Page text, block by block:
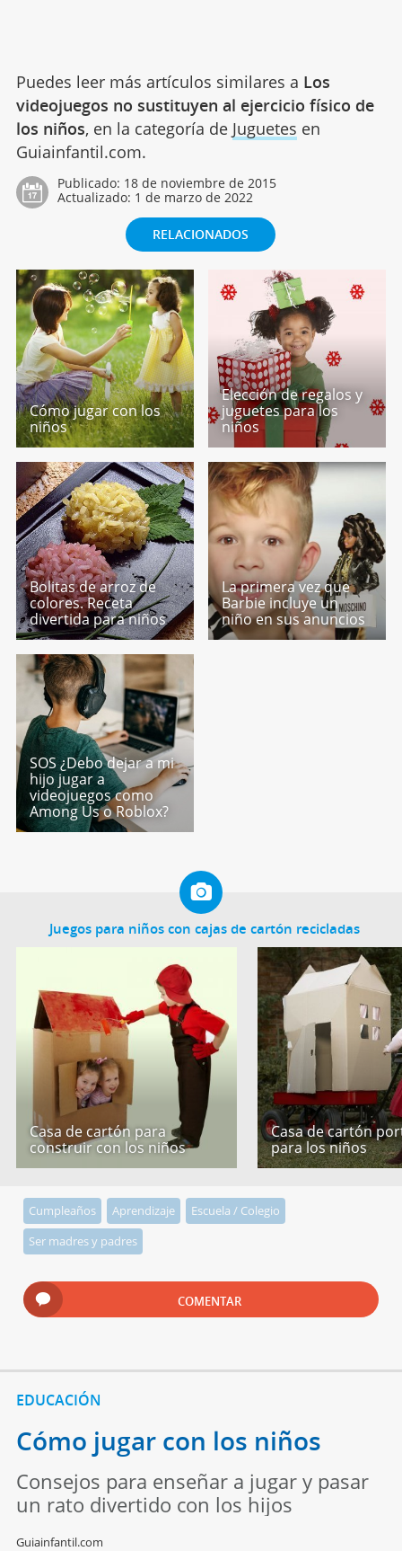
Puedes leer más artículos similares a Los
videojuegos no sustituyen al ejercicio físico de
los niños, en la categoría de Juguetes en
Guiainfantil.com.
Publicado: 18 de noviembre de 2015
Actualizado: 1 de marzo de 2022
RELACIONADOS
Cómo jugar con los
niños
Elección de regalos y
juguetes para los
niños
Bolitas de arroz de
colores. Receta
divertida para niños
La primera vez que
Barbie incluye un
niño en sus anuncios
SOS ¿Debo dejar a mi
hijo jugar a
videojuegos como
Among Us o Roblox?
Juegos para niños con cajas de cartón recicladas
Casa de cartón para
construir con los niños
Casa de cartón
para los niños
Cumpleaños Aprendizaje
Escuela / Colegio
Ser madres y padres
COMENTAR
EDUCACIÓN
Cómo jugar con los niños
Consejos para enseñar a jugar y pasar
un rato divertido con los hijos
Guiainfantil.com